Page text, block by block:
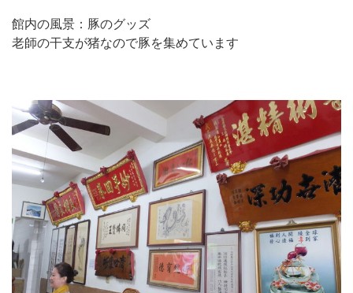
館内の風景：豚のグッズ
老師の干支が猪なので豚を集めています